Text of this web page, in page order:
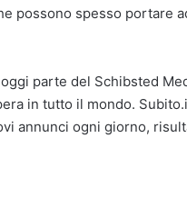
possono spesso portare
parte del Schibsted
in tutto il mondo.
annunci ogni giorno,